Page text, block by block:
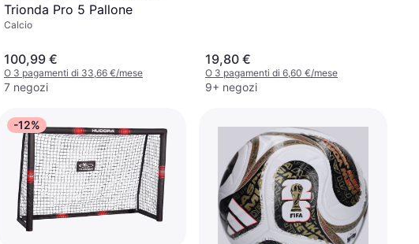
Trionda Pro 5 Pallone
Calcio
100,99 €
O 3 pagamenti di 33,66 €/mese
7 negozi
19,80 €
O 3 pagamenti di 6,60 €/mese
9+ negozi
-12%